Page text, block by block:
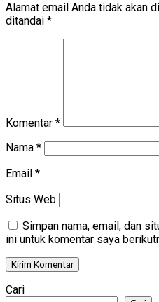
Alamat email Anda tidak akan
ditandai *
Komentar *
Nama *
Email *
Situs Web
Simpan nama, email, dan
ini untuk komentar saya
Cari